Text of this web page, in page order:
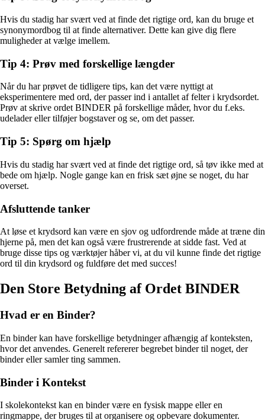
Hvis du stadig har svært ved at finde det rigtige ord, kan du bruge et
synonymordbog til at finde alternativer. Dette kan give dig flere
muligheder at vælge imellem.
Tip 4: Prøv med forskellige længder
Når du har prøvet de tidligere tips, kan det være nyttigt at
eksperimentere med ord, der passer ind i antallet af felter i krydsordet.
Prøv at skrive ordet BINDER på forskellige måder, hvor du f.eks.
udelader eller tilføjer bogstaver og se, om det passer.
Tip 5: Spørg om hjælp
Hvis du stadig har svært ved at finde det rigtige ord, så tøv ikke med at
bede om hjælp. Nogle gange kan en frisk sæt øjne se noget, du har
overset.
Afsluttende tanker
At løse et krydsord kan være en sjov og udfordrende måde at træne din
hjerne på, men det kan også være frustrerende at sidde fast. Ved at
bruge disse tips og værktøjer håber vi, at du vil kunne finde det rigtige
ord til din krydsord og fuldføre det med succes!
Den Store Betydning af Ordet BINDER
Hvad er en Binder?
En binder kan have forskellige betydninger afhængig af konteksten,
hvor det anvendes. Generelt refererer begrebet binder til noget, der
binder eller samler ting sammen.
Binder i Kontekst
I skolekontekst kan en binder være en fysisk mappe eller en
ringmappe, der bruges til at organisere og opbevare dokumenter.